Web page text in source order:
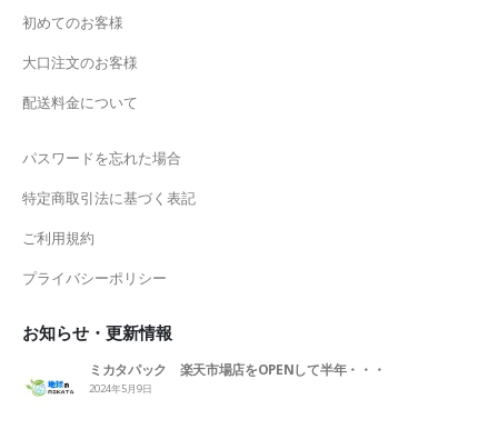
初めてのお客様
大口注文のお客様
配送料金について
パスワードを忘れた場合
特定商取引法に基づく表記
ご利用規約
プライバシーポリシー
お知らせ・更新情報
ミカタパック 楽天市場店をOPENして半年・・・
2024年5月9日